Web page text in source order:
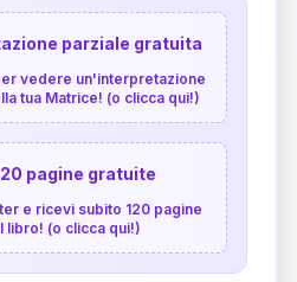
parziale gratuita
vedere un'interpretazione
tua Matrice! (o clicca qui!)
pagine gratuite
e ricevi subito 120 pagine
libro! (o clicca qui!)